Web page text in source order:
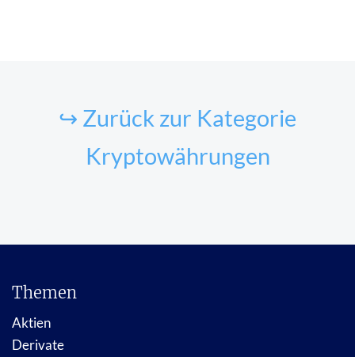
↪ Zurück zur Kategorie
Kryptowährungen
Themen
Aktien
Derivate